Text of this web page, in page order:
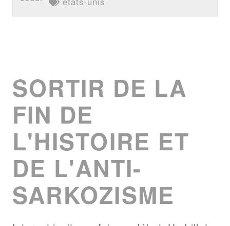
SORTIR DE LA
FIN DE
L'HISTOIRE ET
DE L'ANTI-
SARKOZISME